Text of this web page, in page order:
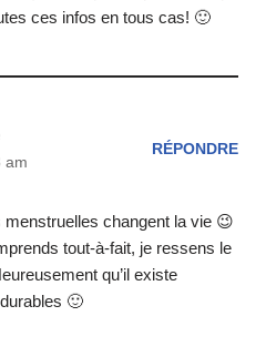
ces infos en tous cas! 🙂
am
RÉPONDRE
changent la vie 😉
tout-à-fait, je ressens le
qu’il existe
🙂